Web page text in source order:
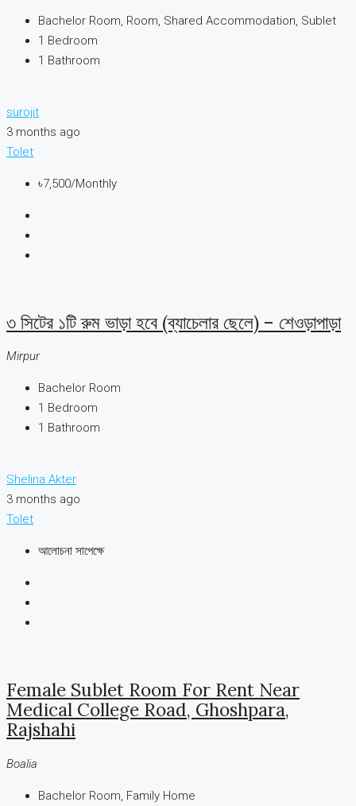
Bachelor Room, Room, Shared Accommodation, Sublet
1 Bedroom
1 Bathroom
surojit
3 months ago
Tolet
৳7,500/Monthly
৩ সিটের ১টি রুম ভাড়া হবে (ব্যাচেলার ছেলে) – শেওড়াপাড়া
Mirpur
Bachelor Room
1 Bedroom
1 Bathroom
Shelina Akter
3 months ago
Tolet
আলোচনা সাপেক্ষে
Female Sublet Room For Rent Near
Medical College Road, Ghoshpara,
Rajshahi
Boalia
Bachelor Room, Family Home